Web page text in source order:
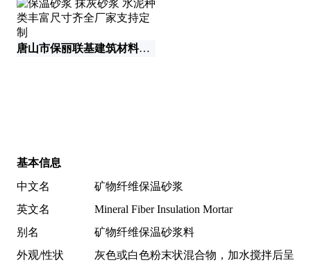
唐山市保丽联基建筑材料有限公司
基本信息
中文名
矿物纤维保温砂浆
英文名
Mineral Fiber Insulation Mortar
别名
矿物纤维保温砂浆料
外观/性状
灰色或白色粉末状混合物，加水搅拌后呈